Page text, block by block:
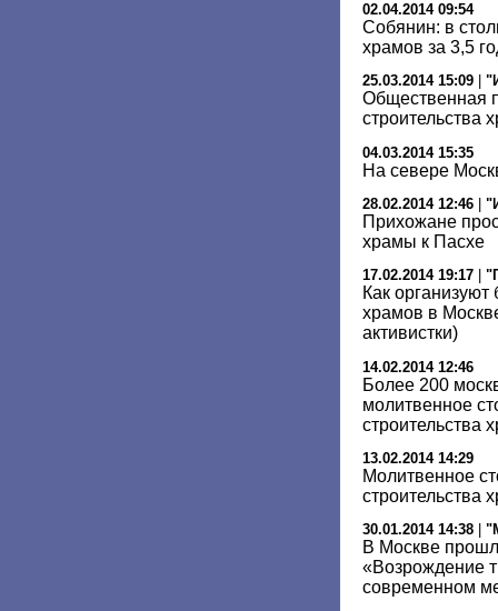
02.04.2014 09:54
Собянин: в
храмов за 3,5
25.03.2014 15:09
Общественная
строительства
04.03.2014 15:35
На севере
28.02.2014 12:46
Прихожане
храмы к Пасхе
17.02.2014 19:17
Как организуют
храмов в
активистки)
14.02.2014 12:46
Более 200
молитвенное
строительства
13.02.2014 14:29
Молитвенное
строительства
30.01.2014 14:38
В Москве
«Возрождение
современном